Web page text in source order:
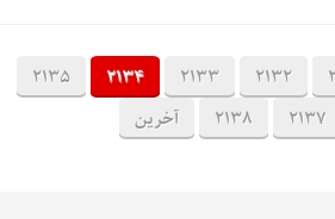
2132
2133
2134
2135
2137
2138 آخرین